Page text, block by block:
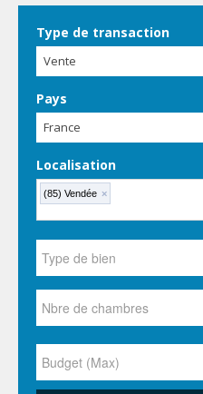
Type de transaction
Vente
Pays
France
Localisation
(85) Vendée ×